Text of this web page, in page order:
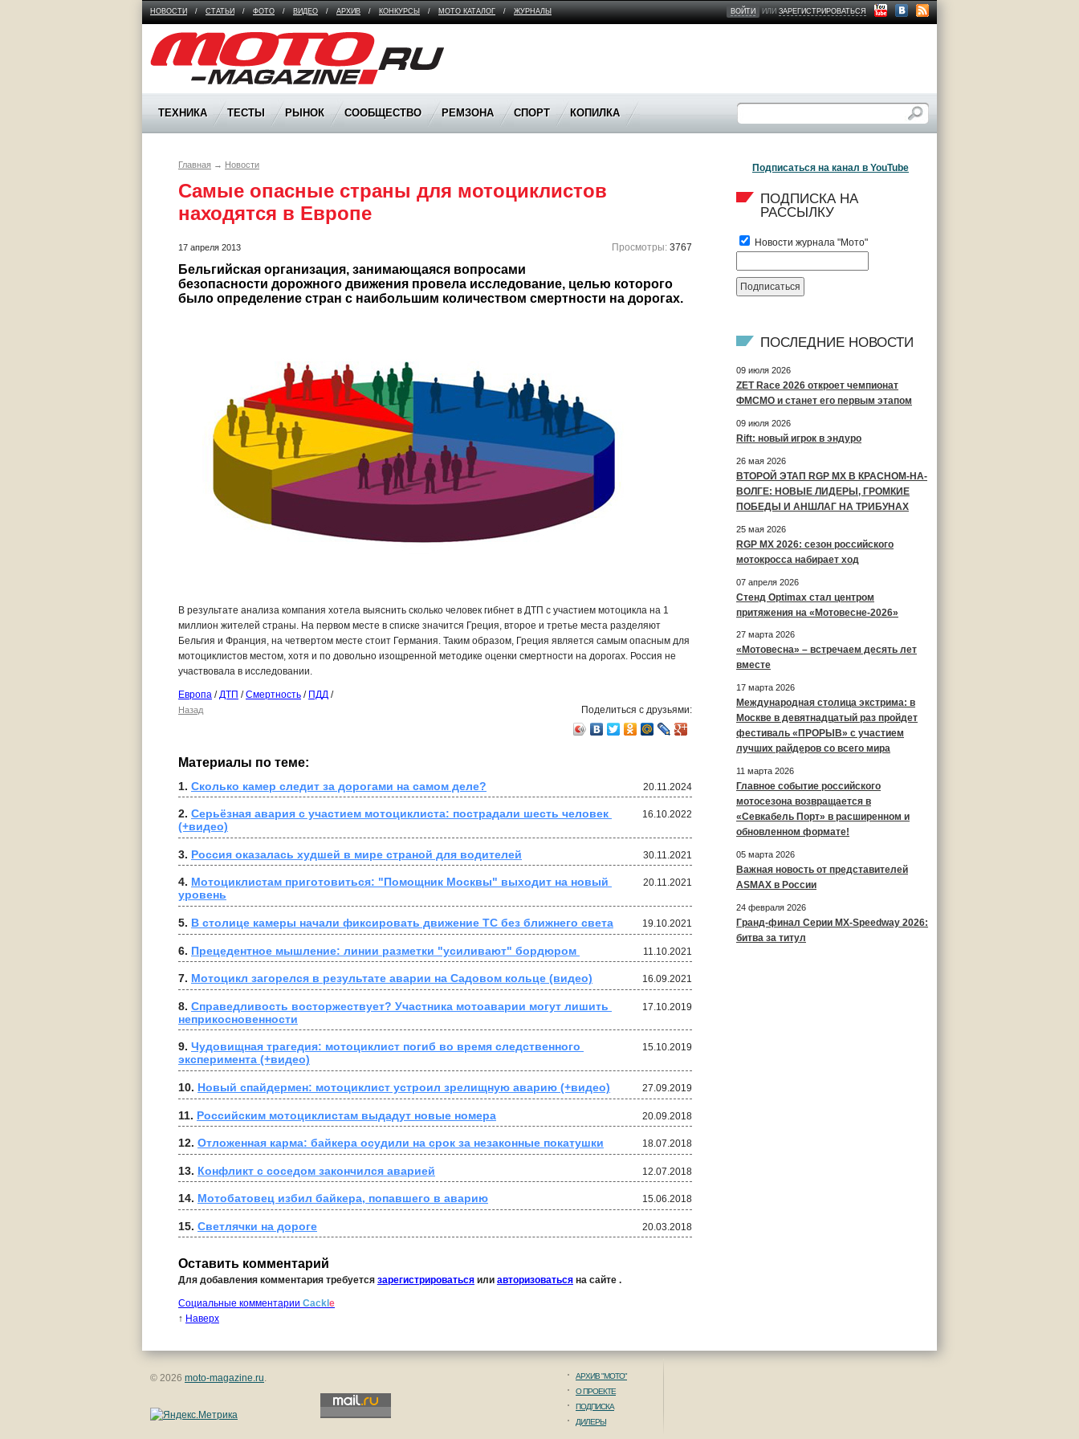
НОВОСТИ / СТАТЬИ / ФОТО / ВИДЕО / АРХИВ / КОНКУРСЫ / МОТО КАТАЛОГ / ЖУРНАЛЫ ВОЙТИ ИЛИЗАРЕГИСТРИРОВАТЬСЯ
Moto Magazine
ТЕХНИКА ТЕСТЫ РЫНОК СООБЩЕСТВО РЕМЗОНА СПОРТ КОПИЛКА
Главная → Новости
Самые опасные страны для мотоциклистов
находятся в Европе
Просмотры: 3767
17 апреля 2013
Бельгийская организация, занимающаяся вопросами
безопасности дорожного движения провела исследование, целью которого
было определение стран с наибольшим количеством смертности на дорогах.
В результате анализа компания хотела выяснить сколько человек гибнет в ДТП с участием мотоцикла на 1
миллион жителей страны. На первом месте в списке значится Греция, второе и третье места разделяют
Бельгия и Франция, на четвертом месте стоит Германия. Таким образом, Греция является самым опасным для
мотоциклистов местом, хотя и по довольно изощренной методике оценки смертности на дорогах. Россия не
участвовала в исследовании.
Европа / ДТП /Смертность / ПДД /
Назад Поделиться с друзьями:
Материалы по теме:
20.11.2024
1. Сколько камер следит за дорогами на самом деле?
16.10.2022
2. Серьёзная авария с участием мотоциклиста: пострадали шесть человек
(+видео)
30.11.2021
3. Россия оказалась худшей в мире страной для водителей
20.11.2021
4. Мотоциклистам приготовиться: "Помощник Москвы" выходит на новый
уровень
19.10.2021
5. В столице камеры начали фиксировать движение ТС без ближнего света
11.10.2021
6. Прецедентное мышление: линии разметки "усиливают" бордюром
16.09.2021
7. Мотоцикл загорелся в результате аварии на Садовом кольце (видео)
17.10.2019
8. Справедливость восторжествует? Участника мотоаварии могут лишить
неприкосновенности
15.10.2019
9. Чудовищная трагедия: мотоциклист погиб во время следственного
эксперимента (+видео)
27.09.2019
10. Новый спайдермен: мотоциклист устроил зрелищную аварию (+видео)
20.09.2018
11. Российским мотоциклистам выдадут новые номера
18.07.2018
12. Отложенная карма: байкера осудили на срок за незаконные покатушки
12.07.2018
13. Конфликт с соседом закончился аварией
15.06.2018
14. Мотобатовец избил байкера, попавшего в аварию
20.03.2018
15. Светлячки на дороге
Оставить комментарий
Для добавления комментария требуется зарегистрироваться или авторизоваться на сайте .
Социальные комментарии Cackle
↑ Наверх
Подписаться на канал в YouTube
ПОДПИСКА НА
РАССЫЛКУ
Новости журнала "Мото"
ПОСЛЕДНИЕ НОВОСТИ
09 июля 2026
ZET Race 2026 откроет чемпионат
ФМСМО и станет его первым этапом
09 июля 2026
Rift: новый игрок в эндуро
26 мая 2026
ВТОРОЙ ЭТАП RGP MX В КРАСНОМ-НА-
ВОЛГЕ: НОВЫЕ ЛИДЕРЫ, ГРОМКИЕ
ПОБЕДЫ И АНШЛАГ НА ТРИБУНАХ
25 мая 2026
RGP MX 2026: сезон российского
мотокросса набирает ход
07 апреля 2026
Стенд Optimax стал центром
притяжения на «Мотовесне-2026»
27 марта 2026
«Мотовесна» – встречаем десять лет
вместе
17 марта 2026
Международная столица экстрима: в
Москве в девятнадцатый раз пройдет
фестиваль «ПРОРЫВ» с участием
лучших райдеров со всего мира
11 марта 2026
Главное событие российского
мотосезона возвращается в
«Севкабель Порт» в расширенном и
обновленном формате!
05 марта 2026
Важная новость от представителей
ASMAX в России
24 февраля 2026
Гранд-финал Серии MX-Speedway 2026:
битва за титул
© 2026 moto-magazine.ru
АРХИВ "МОТО"
О ПРОЕКТЕ
ПОДПИСКА
ДИЛЕРЫ